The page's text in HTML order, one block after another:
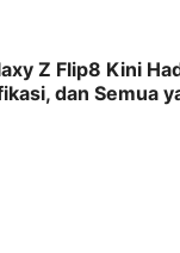
Z Flip8 Kini
dan Semua